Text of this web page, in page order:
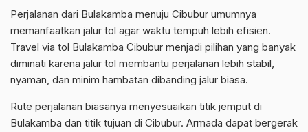
Perjalanan dari Bulakamba menuju Cibubur umumnya
memanfaatkan jalur tol agar waktu tempuh lebih efisien.
Travel via tol Bulakamba Cibubur menjadi pilihan yang banyak
diminati karena jalur tol membantu perjalanan lebih stabil,
nyaman, dan minim hambatan dibanding jalur biasa.
Rute perjalanan biasanya menyesuaikan titik jemput di
Bulakamba dan titik tujuan di Cibubur. Armada dapat bergerak